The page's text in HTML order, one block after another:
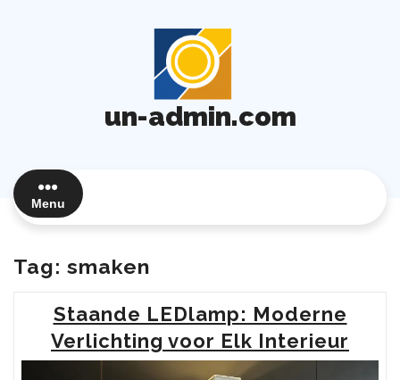
un-admin.com
Menu
Tag: smaken
Staande LEDlamp: Moderne
Verlichting voor Elk Interieur